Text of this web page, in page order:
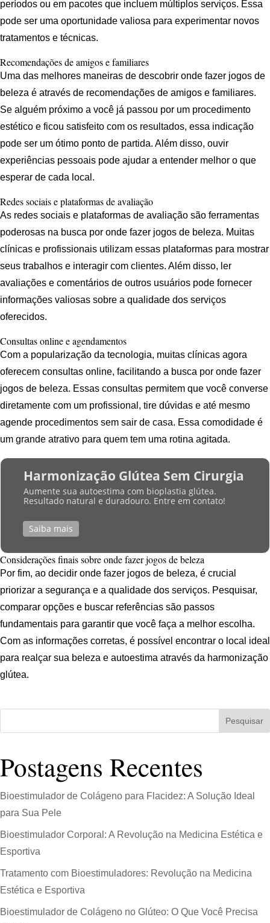
períodos ou em pacotes que incluem múltiplos serviços. Essa
pode ser uma oportunidade valiosa para experimentar novos
tratamentos e técnicas.
Recomendações de amigos e familiares
Uma das melhores maneiras de descobrir onde fazer jogos de
beleza é através de recomendações de amigos e familiares.
Se alguém próximo a você já passou por um procedimento
estético e ficou satisfeito com os resultados, essa indicação
pode ser um ótimo ponto de partida. Além disso, ouvir
experiências pessoais pode ajudar a entender melhor o que
esperar de cada local.
Redes sociais e plataformas de avaliação
As redes sociais e plataformas de avaliação são ferramentas
poderosas na busca por onde fazer jogos de beleza. Muitas
clínicas e profissionais utilizam essas plataformas para mostrar
seus trabalhos e interagir com clientes. Além disso, ler
avaliações e comentários de outros usuários pode fornecer
informações valiosas sobre a qualidade dos serviços
oferecidos.
Consultas online e agendamentos
Com a popularização da tecnologia, muitas clínicas agora
oferecem consultas online, facilitando a busca por onde fazer
jogos de beleza. Essas consultas permitem que você converse
diretamente com um profissional, tire dúvidas e até mesmo
agende procedimentos sem sair de casa. Essa comodidade é
um grande atrativo para quem tem uma rotina agitada.
Harmonização Glútea Sem Cirurgia
Aumente sua autoestima com bioplastia glútea.
Resultado natural e duradouro. Entre em contato!
Saiba mais
Considerações finais sobre onde fazer jogos de beleza
Por fim, ao decidir onde fazer jogos de beleza, é crucial
priorizar a segurança e a qualidade dos serviços. Pesquisar,
comparar opções e buscar referências são passos
fundamentais para garantir que você faça a melhor escolha.
Com as informações corretas, é possível encontrar o local ideal
para realçar sua beleza e autoestima através da harmonização
glútea.
Pesquisar
Postagens Recentes
Bioestimulador de Colágeno para Flacidez: A Solução Ideal
para Sua Pele
Bioestimulador Corporal: A Revolução na Medicina Estética e
Esportiva
Tratamento com Bioestimuladores: Revolução na Medicina
Estética e Esportiva
Bioestimulador de Colágeno no Glúteo: O Que Você Precisa